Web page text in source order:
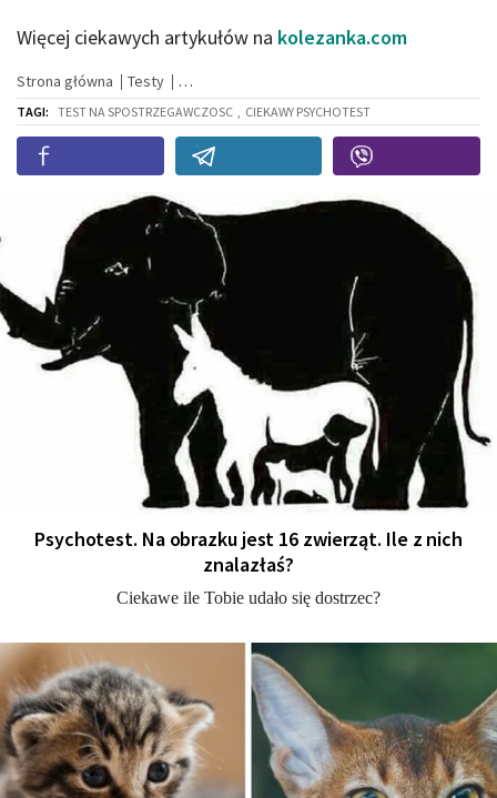
Więcej ciekawych artykułów na kolezanka.com
Strona główna Testy
TAGI: TEST NA SPOSTRZEGAWCZOSC , CIEKAWY PSYCHOTEST
Psychotest. Na obrazku jest 16 zwierząt. Ile z nich
znalazłaś?
Ciekawe ile Tobie udało się dostrzec?